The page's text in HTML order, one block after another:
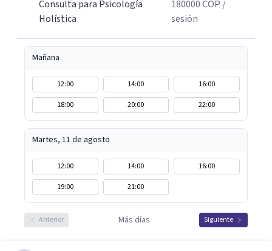
en un acompañamiento terapéutico, desde un enfoque
que une el rigor de la psicología con la sabiduría del
Consulta para Psicología
Holística
180000COP /
sesión
Mañana
12:00 14:00
16:00
18:00
20:00 22:00
Martes, 11 de agosto
12:00 14:00
16:00
19:00
21:00
Anterior Más días Siguiente